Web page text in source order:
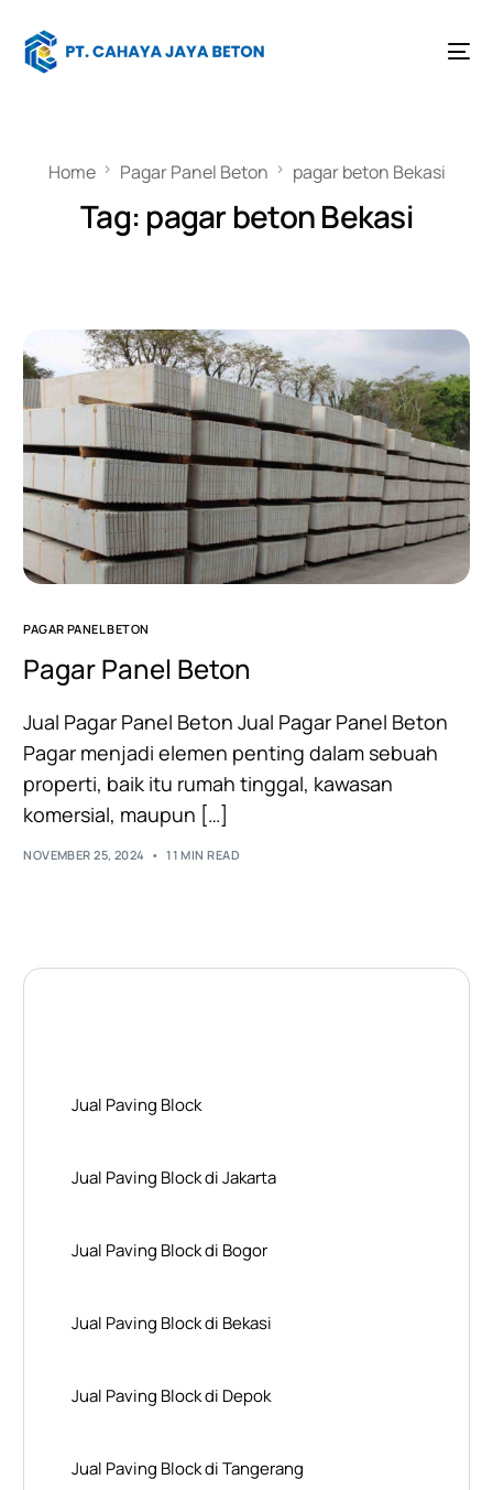
Home Pagar Panel Beton pagar beton Bekasi
Tag: pagar beton Bekasi
PAGAR PANEL BETON
Pagar Panel Beton
Jual Pagar Panel Beton Jual Pagar Panel Beton
Pagar menjadi elemen penting dalam sebuah
properti, baik itu rumah tinggal, kawasan
komersial, maupun […]
NOVEMBER 25, 2024 11 MIN READ
Jual Paving Block
Jual Paving Block di Jakarta
Jual Paving Block di Bogor
Jual Paving Block di Bekasi
Jual Paving Block di Depok
Jual Paving Block di Tangerang